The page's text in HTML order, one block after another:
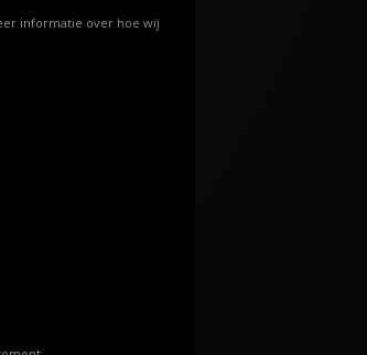
informatie over hoe wij